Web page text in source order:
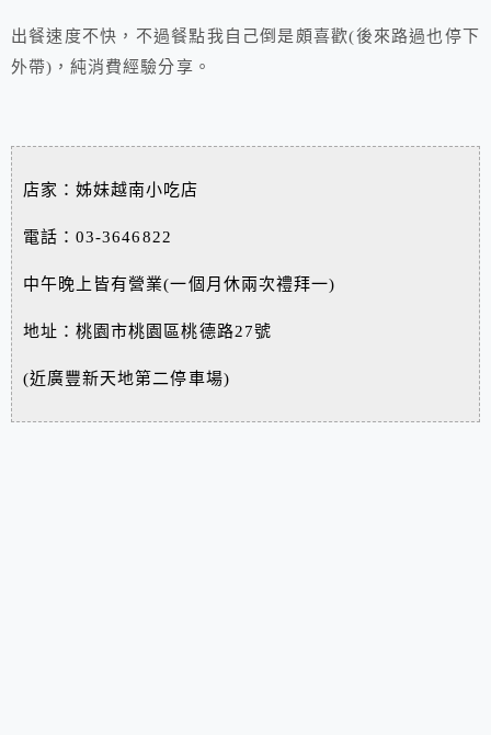
出餐速度不快，不過餐點我自己倒是頗喜歡(後來路過也停下
外帶)，純消費經驗分享。
店家：姊妹越南小吃店
電話：03-3646822
中午晚上皆有營業(一個月休兩次禮拜一)
地址：桃園市桃園區桃德路27號
(近廣豐新天地第二停車場)